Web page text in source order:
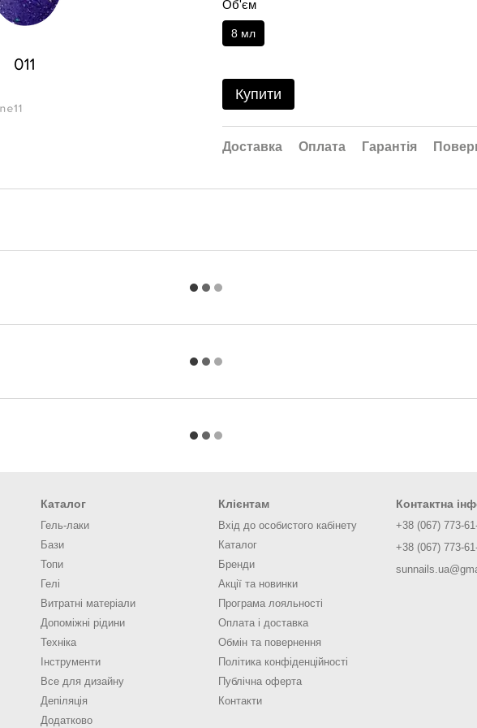
Об'єм
8 мл
Купити
Доставка Оплата Гарантія
Каталог
Гель-лаки
Бази
Топи
Гелі
Витратні матеріали
Допоміжні рідини
Техніка
Інструменти
Все для дизайну
Депіляція
Додатково
Клієнтам
Вхід до особистого кабінету
Каталог
Бренди
Акції та новинки
Програма лояльності
Оплата і доставка
Обмін та повернення
Політика конфіденційності
Публічна оферта
Контакти
Контактна
+38 (067) 773-
+38 (067) 773-